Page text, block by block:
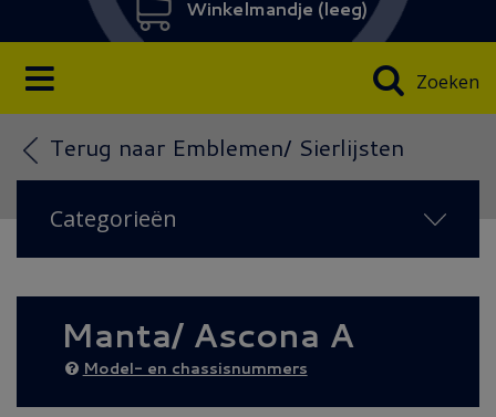
Winkelmandje (leeg)
Zoeken
Terug naar Emblemen/ Sierlijsten
Categorieën
NIEUW IN 2026(22)
Brandstof/ Uitlaat(49)
Bumper/ Spoiler/ Spiegel
Manta/ Ascona A
Model- en chassisnummers